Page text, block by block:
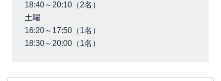
18:40～20:10（2名）
土曜
16:20～17:50（1名）
18:30～20:00（1名）